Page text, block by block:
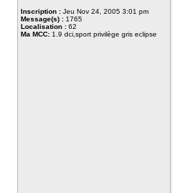
Inscription : Jeu Nov 24, 2005 3:01 pm
Message(s) : 1765
Localisation : 62
Ma MCC: 1.9 dci,sport privilège gris eclipse